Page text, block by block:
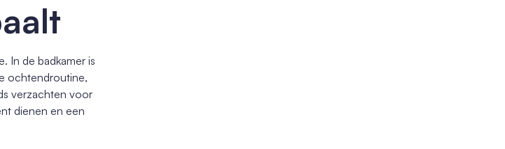
In de badkamer is
ochtendroutine,
verzachten voor
dienen en een